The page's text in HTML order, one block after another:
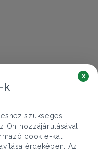
k
szükséges
Ön hozzájárulásával
cookie-kat
érdekében. Az
x